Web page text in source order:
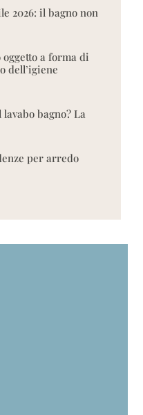
2026: il bagno non
a forma di
dell’igiene
bagno? La
per arredo